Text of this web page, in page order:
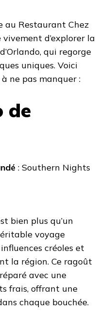
au Restaurant Chez
d’explorer la
qui regorge
uniques. Voici
ne pas manquer :
de
: Southern Nights
bien plus qu’un
voyage
créoles et
la région. Ce ragoût
avec une
frais, offrant une
chaque bouchée.